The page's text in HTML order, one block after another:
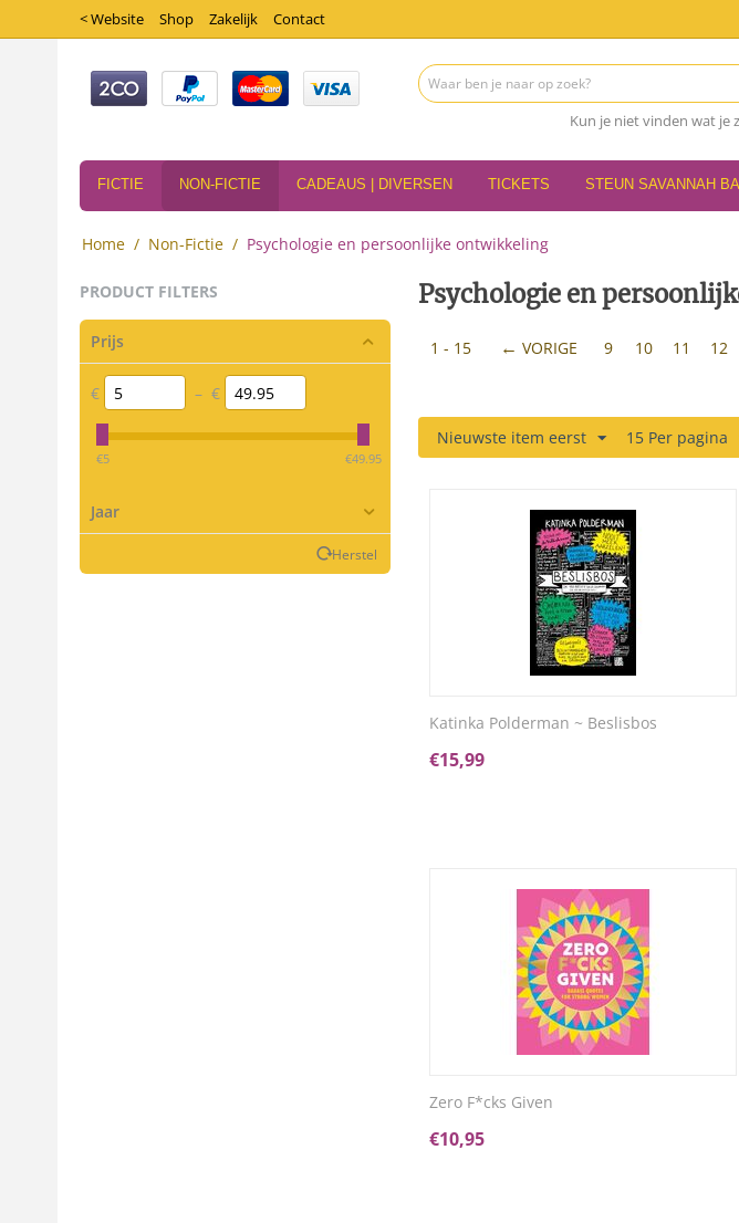
< Website Shop Zakelijk Contact
Kun je niet vinden wat je
FICTIE NON-FICTIE CADEAUS | DIVERSEN TICKETS STEUN SAVANNAH
Home / Non-Fictie / Psychologie en persoonlijke ontwikkeling
PRODUCT FILTERS
Prijs
€ – €
‎€5 ‎€49.95
Jaar
Herstel
Psychologie en
1 - 15 VORIGE 9 10 11 12
Nieuwste item eerst 15 Per pagina
Katinka Polderman ~ Beslisbos
€15,99
Zero F*cks Given
€10,95